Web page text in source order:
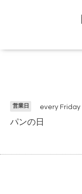
営業日 every Friday
パンの日